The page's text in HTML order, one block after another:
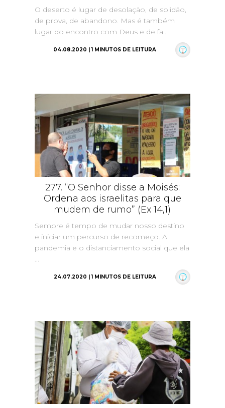
O deserto é lugar de desolação, de solidão,
de prova, de abandono. Mas é também
lugar do encontro com Deus e de fa...
04.08.2020 | 1 MINUTOS DE LEITURA
277. “O Senhor disse a Moisés:
Ordena aos israelitas para que
mudem de rumo” (Ex 14,1)
Sempre é tempo de mudar nosso destino
e iniciar um percurso de recomeço. A
pandemia e o distanciamento social que ela
...
24.07.2020 | 1 MINUTOS DE LEITURA